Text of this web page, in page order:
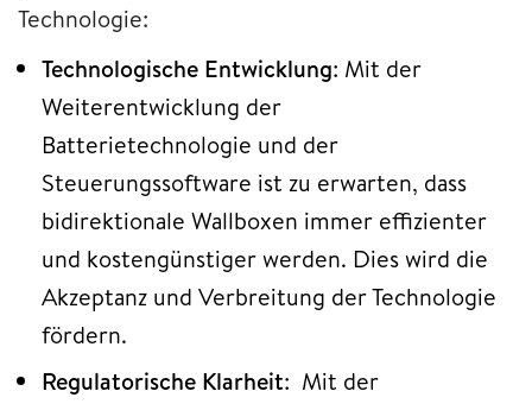
Technologie:
Technologische Entwicklung: Mit der
Weiterentwicklung der
Batterietechnologie und der
Steuerungssoftware ist zu erwarten, dass
bidirektionale Wallboxen immer effizienter
und kostengünstiger werden. Dies wird die
Akzeptanz und Verbreitung der Technologie
fördern.
Regulatorische Klarheit: Mit der